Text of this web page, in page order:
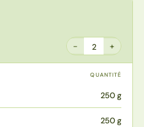
− 2 +
QUANTITÉ
250 g
250 g